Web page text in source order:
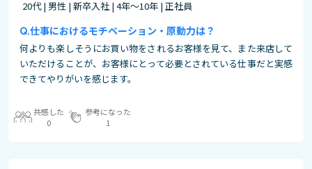
20代 | 男性 | 新卒入社 | 4年～10年 | 正社員
仕事におけるモチベーション・原動力は？
何よりも楽しそうにお買い物をされるお客様を見て、また来店して
いただけることが、お客様にとって必要とされている仕事だと実感
できてやりがいを感じます。
共感した
0
参考になった
1